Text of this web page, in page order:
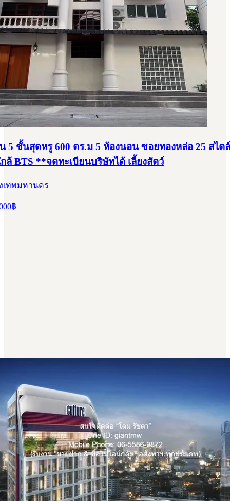
5 ชั้นสุดหรู 600 ตร.ม 5 ห้องนอน ซอยทองหล่อ 25 สไต
ล้ BTS **จดทะเบียนบริษัทได้ เลี้ยงสัตว์
เทพมหานคร
฿